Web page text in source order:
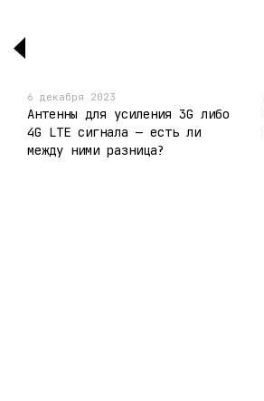
6 декабря 2023
Антенны для усиления 3G либо
4G LTE сигнала — есть ли
между ними разница?